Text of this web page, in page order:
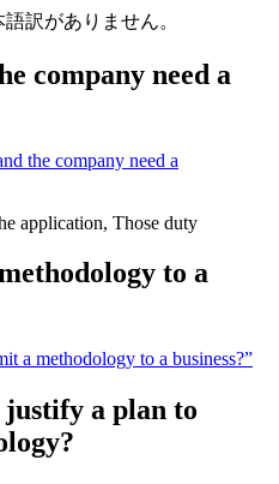
訳がありません。
company need a
the company need a
application, Those duty
to a
a methodology to a business?”
a plan to